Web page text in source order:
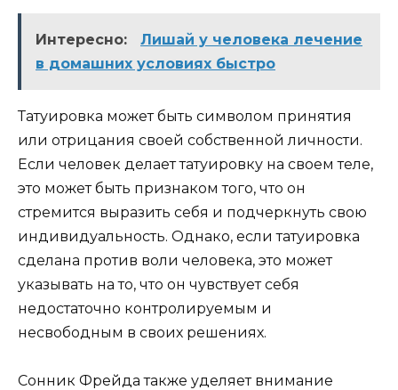
Интересно:
Лишай у человека лечение
в домашних условиях быстро
Татуировка может быть символом принятия
или отрицания своей собственной личности.
Если человек делает татуировку на своем теле,
это может быть признаком того, что он
стремится выразить себя и подчеркнуть свою
индивидуальность. Однако, если татуировка
сделана против воли человека, это может
указывать на то, что он чувствует себя
недостаточно контролируемым и
несвободным в своих решениях.
Сонник Фрейда также уделяет внимание